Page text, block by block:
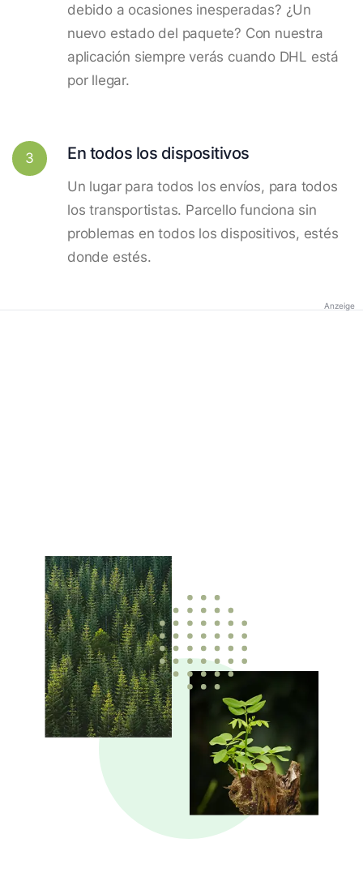
debido a ocasiones inesperadas? ¿Un
nuevo estado del paquete? Con nuestra
aplicación siempre verás cuando DHL está
por llegar.
3 En todos los dispositivos
Un lugar para todos los envíos, para todos
los transportistas. Parcello funciona sin
problemas en todos los dispositivos, estés
donde estés.
Anzeige